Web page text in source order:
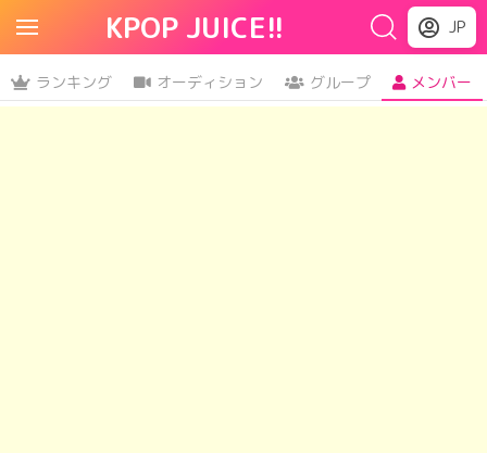
KPOP JUICE!! JP
ランキング オーディション グループ メンバー